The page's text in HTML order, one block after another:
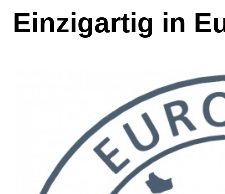
Einzigartig in